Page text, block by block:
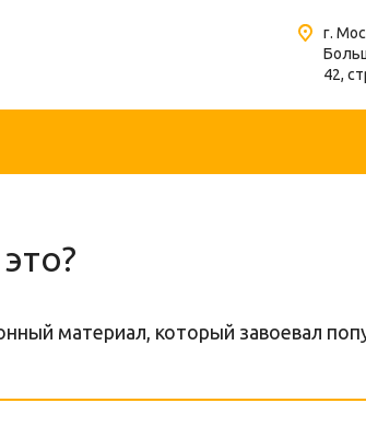
г.
42,
материал, который завоевал